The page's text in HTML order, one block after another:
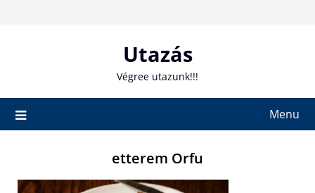
Utazás
Végree utazunk!!!
Menu
etterem Orfu